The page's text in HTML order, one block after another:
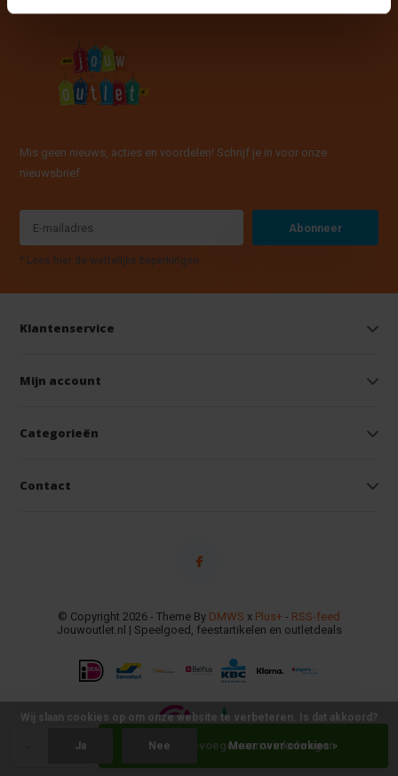
+ Toevoegen aan winkelwagen
Mis geen nieuws, acties en voordelen! Schrijf je in voor onze
nieuwsbrief
Abonneer
* Lees hier de wettelijke beperkingen
Klantenservice
Mijn account
Categorieën
Contact
© Copyright 2026 - Theme By DMWS x Plus+ - RSS-feed
Jouwoutlet.nl | Speelgoed, feestartikelen en outletdeals
Wij slaan cookies op om onze website te verbeteren. Is dat akkoord?
Ja Nee Meer over cookies »